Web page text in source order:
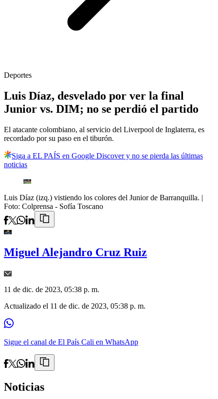
Deportes
Luis Díaz, desvelado por ver la final
Junior vs. DIM; no se perdió el partido
El atacante colombiano, al servicio del Liverpool de Inglaterra, es
recordado por su paso en el tiburón.
Siga a EL PAÍS en Google Discover y no se pierda las últimas
noticias
Luis Díaz (izq.) vistiendo los colores del Junior de Barranquilla. |
Foto: Colprensa - Sofía Toscano
Miguel Alejandro Cruz Ruiz
11 de dic. de 2023, 05:38 p. m.
Actualizado el 11 de dic. de 2023, 05:38 p. m.
Sigue el canal de El País Cali en WhatsApp
Noticias